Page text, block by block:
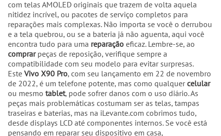
com telas AMOLED originais que trazem de volta aquela
nitidez incrível, ou pacotes de serviço completos para
reparações mais complexas. Não importa se você o derrubou
e a tela quebrou, ou se a bateria já não aguenta, aqui você
encontra tudo para uma reparação eficaz. Lembre-se, ao
comprarpeças de reposição, verifique sempre a
compatibilidade com seu modelo para evitar surpresas.
Este Vivo X90 Pro, com seu lançamento em 22 de novembro
de 2022, é um telefone potente, mas como qualquercelular
ou mesmo tablet, pode sofrer danos com o uso diário. As
peças mais problemáticas costumam ser as telas, tampas
traseiras e baterias, mas na iLevante.com cobrimos tudo,
desde displays LCD até componentes internos. Se você está
pensando em reparar seu dispositivo em casa,